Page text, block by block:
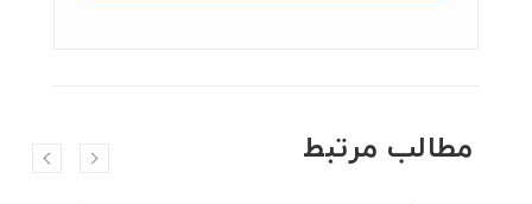
مطالب مرتبط